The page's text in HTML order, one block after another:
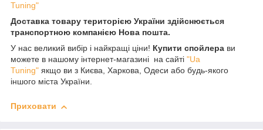
Tuning"
Доставка товару територією України здійснюється
транспортною компанією Нова пошта.
У нас великий вибір і найкращі ціни! Купити спойлера ви
можете в нашому інтернет-магазині на сайті "Ua
Tuning" якщо ви з Києва, Харкова, Одеси або будь-якого
іншого міста України.
Приховати